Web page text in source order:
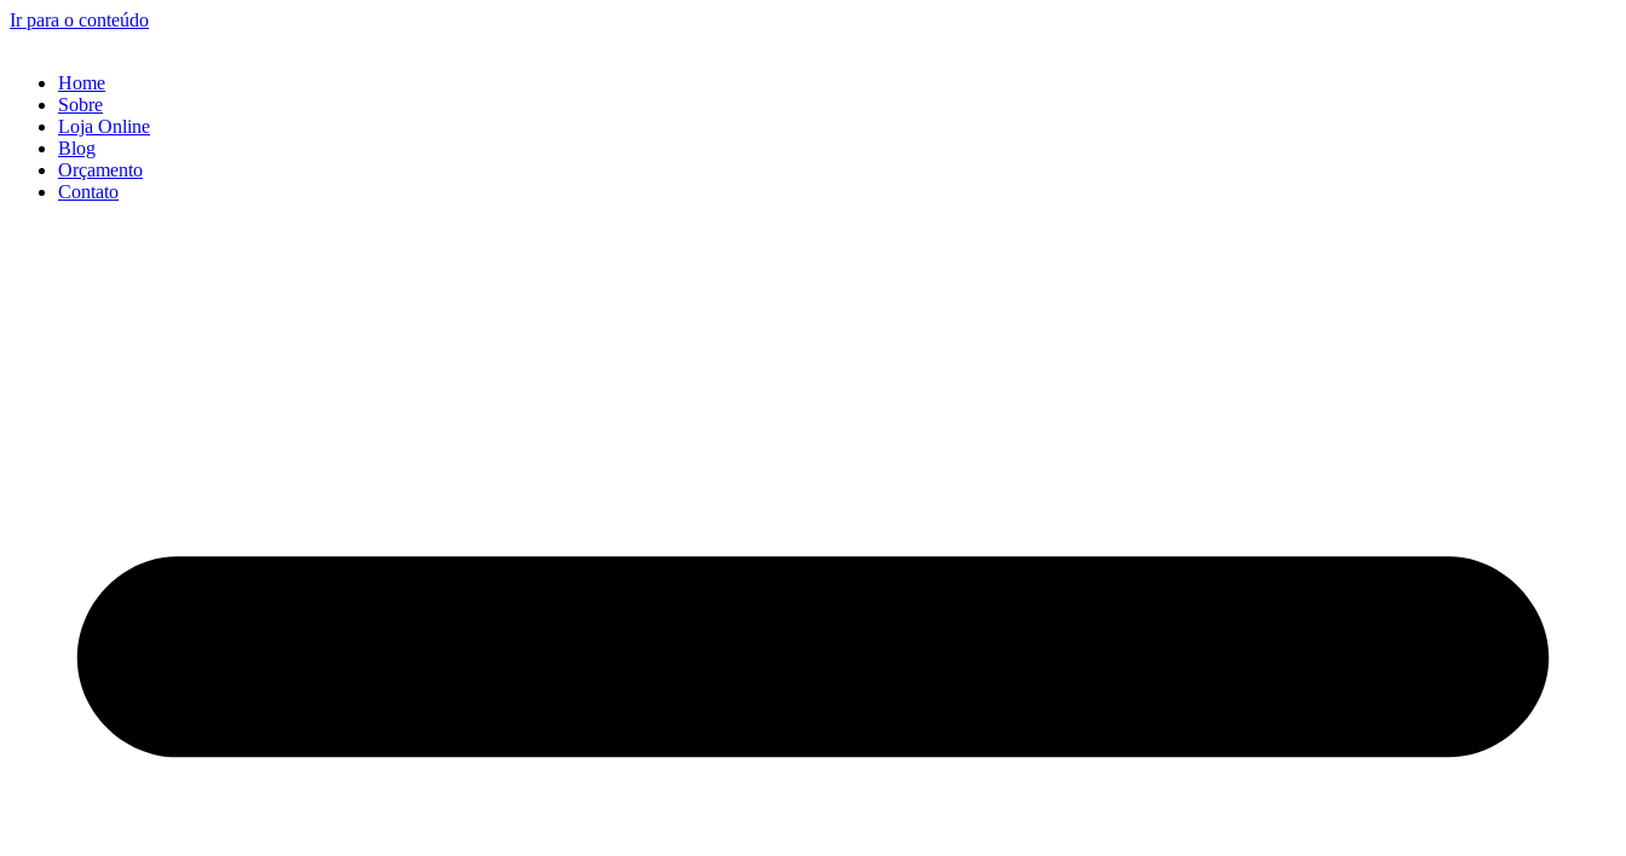
Ir para o conteúdo
Home
Sobre
Loja Online
Blog
Orçamento
Contato